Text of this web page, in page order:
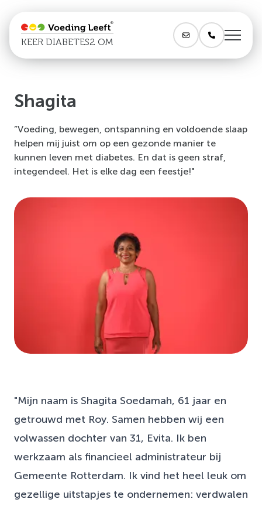
KEER DIABETES2 OM
Shagita
”Voeding, bewegen, ontspanning en voldoende slaap
helpen mij juist om op een gezonde manier te
kunnen leven met diabetes. En dat is geen straf,
integendeel. Het is elke dag een feestje!"
"Mijn naam is Shagita Soedamah, 61 jaar en
getrouwd met Roy. Samen hebben wij een
volwassen dochter van 31, Evita. Ik ben
werkzaam als financieel administrateur bij
Gemeente Rotterdam. Ik vind het heel leuk om
gezellige uitstapjes te ondernemen: verdwalen